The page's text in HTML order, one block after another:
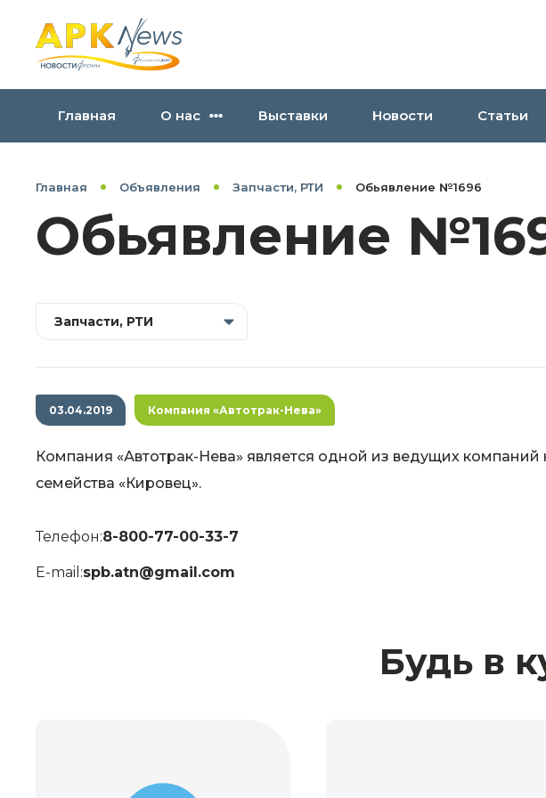
Главная О нас Выставки Новости Статьи
Главная Объявления Запчасти, РТИ Обьявление №1696
Обьявление
Запчасти, РТИ
03.04.2019 Компания «Автотрак-Нева»
Компания «Автотрак-Нева» является одной из ведущих
семейства «Кировец».
Телефон:8-800-77-00-33-7
E-mail:spb.atn@gmail.com
Будь в